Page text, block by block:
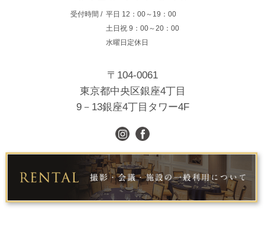
受付時間 平日 12：00～19：00
土日祝 9：00～20：00
水曜日定休日
〒104-0061
東京都中央区銀座4丁目
9－13銀座4丁目タワー4F